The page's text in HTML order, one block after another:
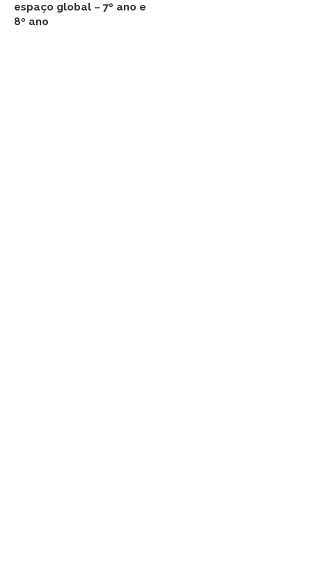
espaço global – 7º ano e
8º ano